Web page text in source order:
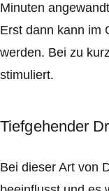
Minuten
Erst dann kann im
werden. Bei zu
stimuliert.
Tiefgehender
Bei dieser Art von